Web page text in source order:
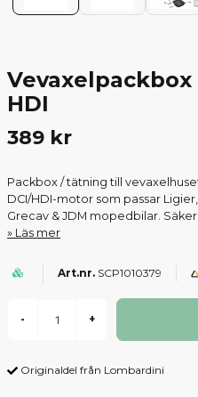
HDI
389 kr
Packbox / tätning till
DCI/HDI-motor som passar
Grecav & JDM mopedbilar.
Läs mer
SCP1010379
- +
Originaldel från Lombardini